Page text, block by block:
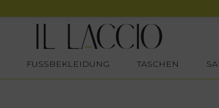
FUSSBEKLEIDUNG TASCHEN